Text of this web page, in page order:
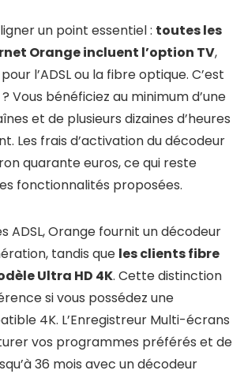
un point essentiel : toutes les
Orange incluent l’option TV,
l’ADSL ou la fibre optique. C’est
Vous bénéficiez au minimum d’une
et de plusieurs dizaines d’heures
Les frais d’activation du décodeur
quarante euros, ce qui reste
fonctionnalités proposées.
ADSL, Orange fournit un décodeur
tandis que les clients fibre
Ultra HD 4K. Cette distinction
si vous possédez une
4K. L’Enregistreur Multi-écrans
vos programmes préférés et de
36 mois avec un décodeur